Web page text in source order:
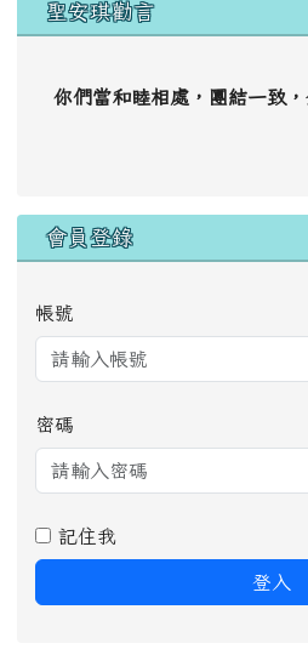
聖安琪勸言
你們當和睦相處，團結一致，
會員登錄
帳號
密碼
記住我
登入